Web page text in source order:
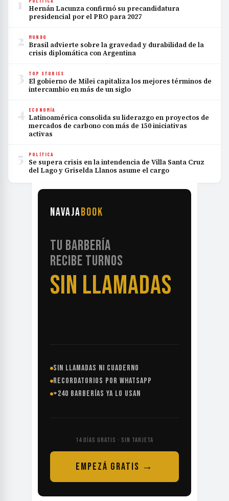
1
Hernán Lacunza confirmó su precandidatura
presidencial por el PRO para 2027
2 MUNDO
Brasil advierte sobre la gravedad y durabilidad de la
crisis diplomática con Argentina
3 TOP STORIES
El gobierno de Milei capitaliza los mejores términos de
intercambio en más de un siglo
4 ECONOMÍA
Latinoamérica consolida su liderazgo en proyectos de
mercados de carbono con más de 150 iniciativas
activas
5 POLÍTICA
Se supera crisis en la intendencia de Villa Santa Cruz
del Lago y Griselda Llanos asume el cargo
NAVAJABOOK
TU BARBERÍA
RECIBE TURNOS
SIN LLAMADAS
SIN LLAMADAS NI CUADERNO
RECORDATORIOS POR WHATSAPP
+240 BARBERÍAS YA LO USAN
14 DÍAS GRATIS · SIN TARJETA
EMPEZÁ GRATIS →